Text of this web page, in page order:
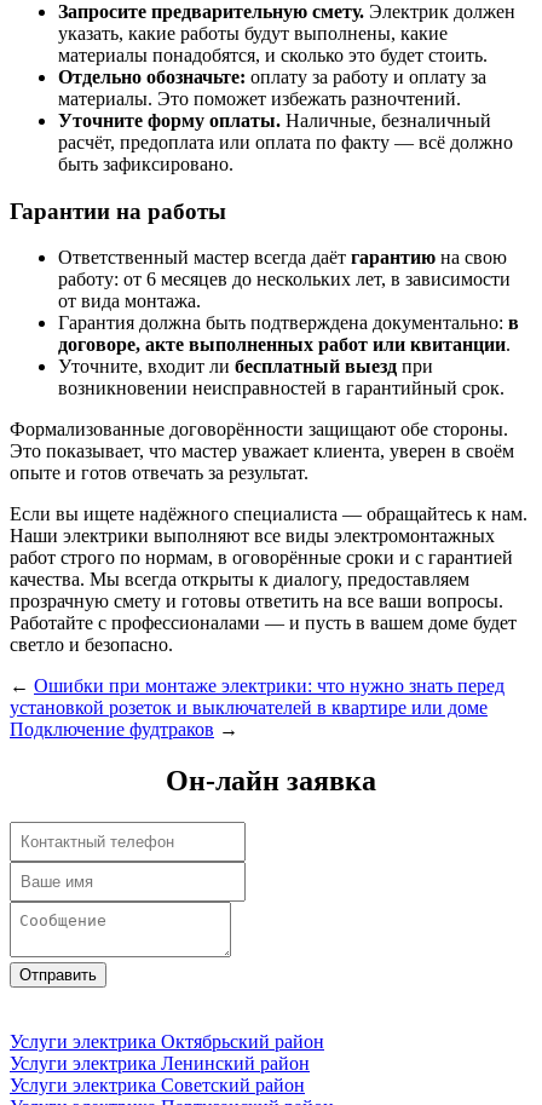
Запросите предварительную смету. Электрик должен
указать, какие работы будут выполнены, какие
материалы понадобятся, и сколько это будет стоить.
Отдельно обозначьте: оплату за работу и оплату за
материалы. Это поможет избежать разночтений.
Уточните форму оплаты. Наличные, безналичный
расчёт, предоплата или оплата по факту — всё должно
быть зафиксировано.
Гарантии на работы
Ответственный мастер всегда даёт гарантию на свою
работу: от 6 месяцев до нескольких лет, в зависимости
от вида монтажа.
Гарантия должна быть подтверждена документально: в
договоре, акте выполненных работ или квитанции.
Уточните, входит ли бесплатный выезд при
возникновении неисправностей в гарантийный срок.
Формализованные договорённости защищают обе стороны.
Это показывает, что мастер уважает клиента, уверен в своём
опыте и готов отвечать за результат.
Если вы ищете надёжного специалиста — обращайтесь к нам.
Наши электрики выполняют все виды электромонтажных
работ строго по нормам, в оговорённые сроки и с гарантией
качества. Мы всегда открыты к диалогу, предоставляем
прозрачную смету и готовы ответить на все ваши вопросы.
Работайте с профессионалами — и пусть в вашем доме будет
светло и безопасно.
← Ошибки при монтаже электрики: что нужно знать перед
установкой розеток и выключателей в квартире или доме
Подключение фудтраков →
Он-лайн заявка
Отправить
Услуги электрика Октябрьский район
Услуги электрика Ленинский район
Услуги электрика Советский район